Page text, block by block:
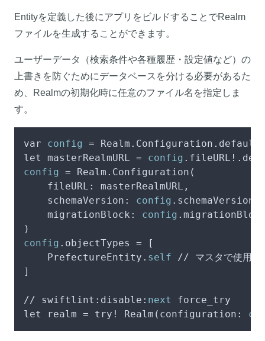
Entityを定義した後にアプリをビルドすることでRealm
ファイルを生成することができます。
ユーザーデータ（検索条件や各種履歴・設定値など）の
上書きを防ぐためにデータベースを分ける必要があるた
め、Realmの初期化時に任意のファイル名を指定しま
す。
var config
=
let masterRealmURL = config
config
= Realm.Configuration(
    fileURL: masterRealmURL,
    schemaVersion:
config .schemaVersion,
    migrationBlock:
config
config .objectTypes = [
    PrefectureEntity.
self // マスタで使用
]
// swiftlint:disable: next
force_try
let realm = try! Realm(configuration: